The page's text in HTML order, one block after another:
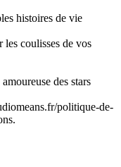
histoires de vie
coulisses de vos
des stars
politique-de-